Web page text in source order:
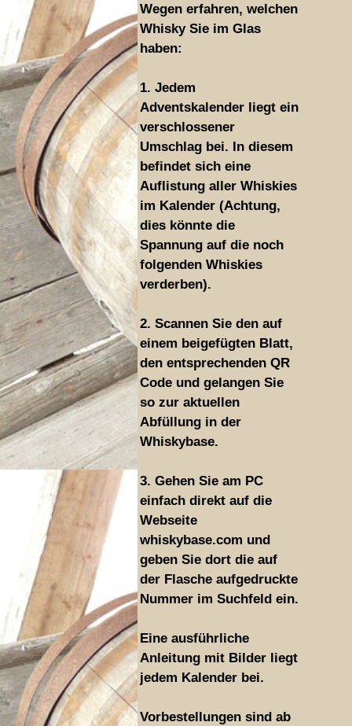
Wegen erfahren, welchen
Whisky Sie im Glas
haben:
1. Jedem
Adventskalender liegt ein
verschlossener
Umschlag bei. In diesem
befindet sich eine
Auflistung aller Whiskies
im Kalender (Achtung,
dies könnte die
Spannung auf die noch
folgenden Whiskies
verderben).
2. Scannen Sie den auf
einem beigefügten Blatt,
den entsprechenden QR
Code und gelangen Sie
so zur aktuellen
Abfüllung in der
Whiskybase.
3. Gehen Sie am PC
einfach direkt auf die
Webseite
whiskybase.com und
geben Sie dort die auf
der Flasche aufgedruckte
Nummer im Suchfeld ein.
Eine ausführliche
Anleitung mit Bilder liegt
jedem Kalender bei.
Vorbestellungen sind ab